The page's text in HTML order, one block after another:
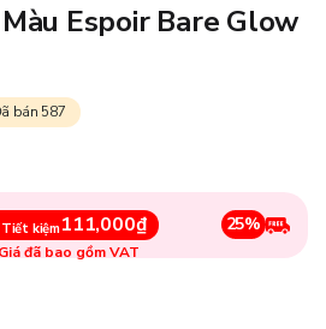
Espoir Bare Glow
bán 587
Tiết kiệm111,000₫
đã bao gồm VAT
25%